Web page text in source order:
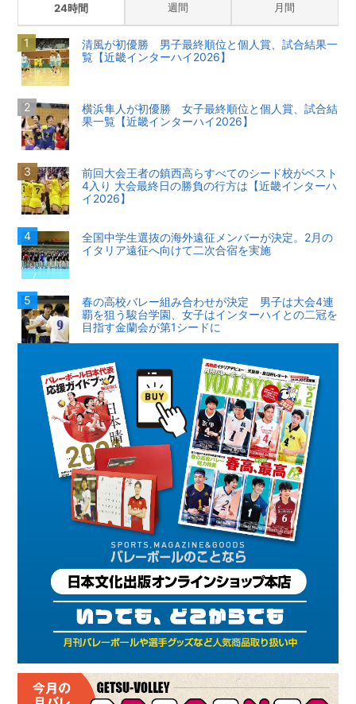
24時間 週間 月間
清風が初優勝 男子最終順位と個人賞、試合結果一
覧【近畿インターハイ2026】
横浜隼人が初優勝 女子最終順位と個人賞、試合結
果一覧【近畿インターハイ2026】
前回大会王者の鎮西高らすべてのシード校がベスト
4入り 大会最終日の勝負の行方は【近畿インターハ
イ2026】
全国中学生選抜の海外遠征メンバーが決定。2月の
イタリア遠征へ向けて二次合宿を実施
春の高校バレー組み合わせが決定 男子は大会4連
覇を狙う駿台学園、女子はインターハイとの二冠を
目指す金蘭会が第1シードに